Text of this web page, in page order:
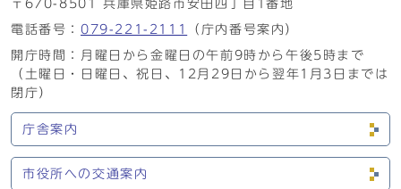
〒670-8501 兵庫県姫路市安田四丁目1番地
電話番号： 079-221-2111
（庁内番号案内）
開庁時間：月曜日から金曜日の午前9時から午後5時まで
（土曜日・日曜日、祝日、12月29日から翌年1月3日までは
閉庁）
庁舎案内
市役所への交通案内